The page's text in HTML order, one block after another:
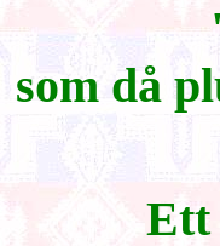
som då
Ett